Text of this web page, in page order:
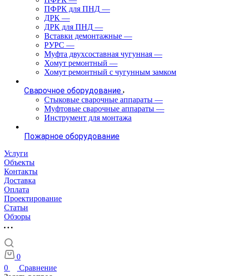
ПФРК для ПНД —
ДРК —
ДРК для ПНД —
Вставки демонтажные —
РУРС —
Муфта двухсоставная чугунная —
Хомут ремонтный —
Хомут ремонтный с чугунным замком
Сварочное оборудование
Стыковые сварочные аппараты —
Муфтовые сварочные аппараты —
Инструмент для монтажа
Пожарное оборудование
Услуги
Объекты
Контакты
Доставка
Оплата
Проектирование
Статьи
Обзоры
0
0
Сравнение